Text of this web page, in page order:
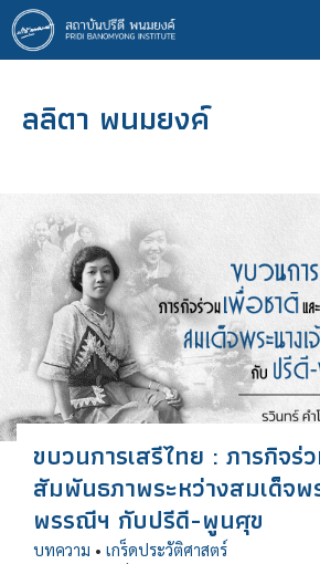
ข้าม
ไป
ยัง
หลักลลิตา พนมยงค์
ขบวนการเสรีไทย : ภารกิจร่
สัมพันธภาพระหว่างสมเด็จพ
พรรณีฯ กับปรีดี-พูนศุข
บทความ • เกร็ดประวัติศาสตร์